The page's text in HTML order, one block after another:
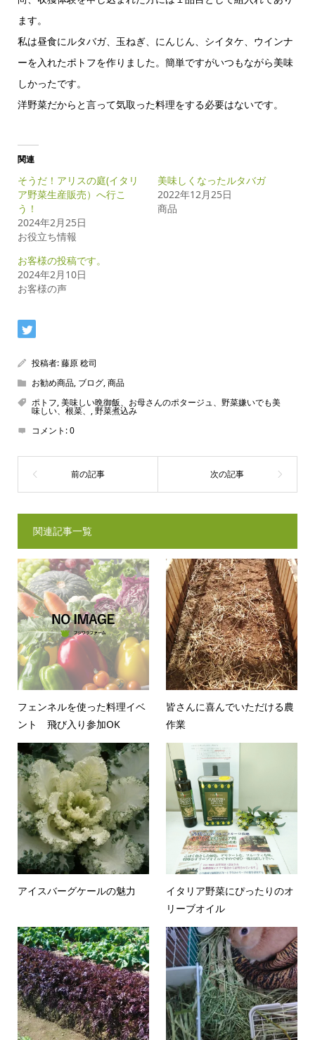
ます。
私は昼食にルタバガ、玉ねぎ、にんじん、シイタケ、ウインナ
ーを入れたポトフを作りました。簡単ですがいつもながら美味
しかったです。
洋野菜だからと言って気取った料理をする必要はないです。
関連
そうだ！アリスの庭(イタリ
ア野菜生産販売）へ行こ
う！
2024年2月25日
お役立ち情報
美味しくなったルタバガ
2022年12月25日
商品
お客様の投稿です。
2024年2月10日
お客様の声
投稿者:藤原 稔司
お勧め商品, ブログ,商品
ポトフ,美味しい晩御飯、お母さんのポタージュ、野菜嫌いでも美
味しい、根菜、 ,野菜煮込み
コメント:0
関連記事一覧
フェンネルを使った料理イベ
ント 飛び入り参加OK
皆さんに喜んでいただける農
作業
アイスバーグケールの魅力
イタリア野菜にぴったりのオ
リーブオイル